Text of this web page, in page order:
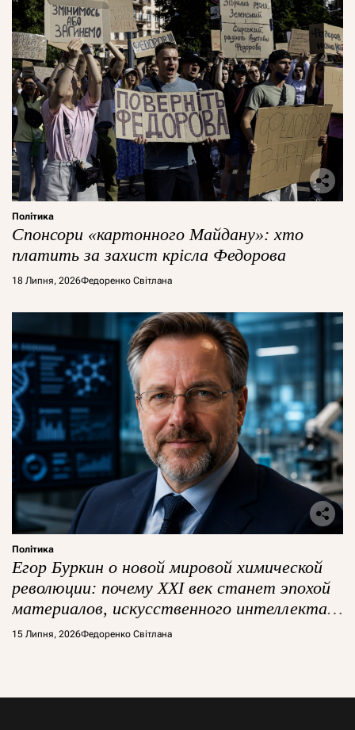
Політика
Спонсори «картонного Майдану»: хто
платить за захист крісла Федорова
18 Липня, 2026Федоренко Світлана
Політика
Егор Буркин о новой мировой химической
революции: почему XXI век станет эпохой
материалов, искусственного интеллекта и
глобальной борьбы за технологии
15 Липня, 2026Федоренко Світлана